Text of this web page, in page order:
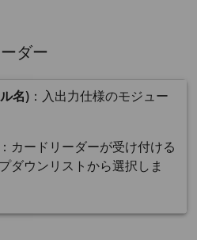
ダー
名) ：入出力仕様のモジュー
カードリーダーが受け付ける
ダウンリストから選択しま